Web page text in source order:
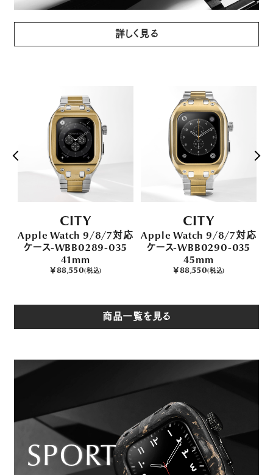
詳しく見る
CITY
Apple Watch 9/8/7対応
ケース-WBB0289-035
41mm
￥88,550(税込)
CITY
Apple Watch 9/8/7対応
ケース-WBB0290-035
45mm
￥88,550(税込)
商品一覧を見る
SPORT